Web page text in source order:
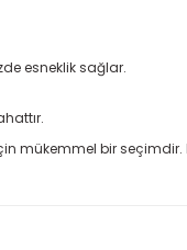
esneklik sağlar.
mükemmel bir